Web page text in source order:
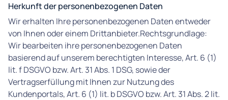
Herkunft der personenbezogenen Daten
Wir erhalten Ihre personenbezogenen Daten entweder
von Ihnen oder einem Drittanbieter.Rechtsgrundlage:
Wir bearbeiten ihre personenbezogenen Daten
basierend auf unserem berechtigten Interesse, Art. 6 (1)
lit. f DSGVO bzw. Art. 31 Abs. 1 DSG, sowie der
Vertragserfüllung mit Ihnen zur Nutzung des
Kundenportals, Art. 6 (1) lit. b DSGVO bzw. Art. 31 Abs. 2 lit.